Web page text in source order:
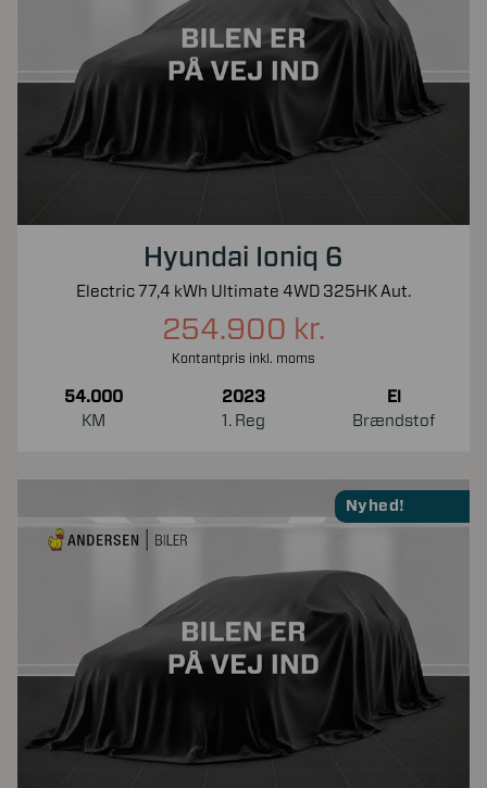
Hyundai Ioniq 6
Electric 77,4 kWh Ultimate 4WD 325HK Aut.
254.900 kr.
Kontantpris inkl. moms
54.000
KM
2023
1. Reg
El
Brændstof
Nyhed!